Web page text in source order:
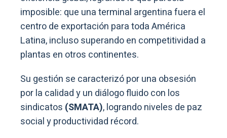
imposible: que una terminal argentina fuera el
centro de exportación para toda América
Latina, incluso superando en competitividad a
plantas en otros continentes.
Su gestión se caracterizó por una obsesión
por la calidad y un diálogo fluido con los
sindicatos (SMATA), logrando niveles de paz
social y productividad récord.